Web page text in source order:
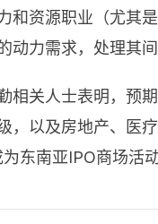
和资源职业（尤其
动力需求，处理其
相关人士表明，预
，以及房地产、医
东南亚IPO商场活